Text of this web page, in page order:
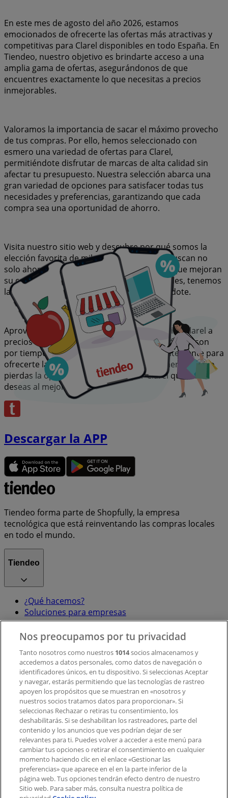
En este mes de agosto del año 2026, estamos
emocionados de ofrecerte las ofertas más atractivas y
competitivas para Clarel disponibles en todo España. En
Tiendeo, nuestro objetivo es brindarte acceso a una
amplia gama de ofertas, asegurándonos de que
encuentres exactamente lo que necesitas a precios
inmejorables.
Valoramos la importancia de sacar el máximo provecho
de tus compras. Por ello, hemos seleccionado con
esmero una variedad de ofertas para Clarel,
permitiéndote disfrutar de marcas de alta calidad sin
afectar tu presupuesto. Nuestra selección abarca una
gran variedad de opciones para satisfacer todas tus
necesidades y preferencias, garantizando que cada
compra sea una oportunidad de ahorro.
Visita nuestro sitio web y descubre por qué somos la
elección favorita de miles de usuarios que buscan no
solo ahorrar, sino también adquirir marcas que mejoran
su calidad de vida. Sea lo que sea que busques, tenemos
las mejores ofertas y promociones esperándote.
Aprovecha esta oportunidad única de adquirir Clarel a
precios insuperables. Recuerda, nuestras ofertas son
por tiempo limitado y se actualizan constantemente para
ofrecerte las marcas más destacadas del mercado. ¡No
pierdas la oportunidad de conseguir Clarel que tanto
deseas al mejor precio!
Descargar la APP
Tiendeo forma parte de Shopfully, la empresa
tecnológica que está reinventando las compras locales
en todo el mundo.
Tiendeo
¿Qué hacemos?
Soluciones para empresas
Noticias y prensa
Trabaja con nosotros
Contacto
Contacto comercial y de marketing
Tienda mal colocada en el mapa
Notificar un folleto
¿Encontraste un problema en la web o en la
aplicación?
Índices
Nos preocupamos por tu privacidad
Tanto nosotros como nuestros 1014socios almacenamos y
accedemos a datos personales, como datos de navegación o
identificadores únicos, en tu dispositivo. Si seleccionas Aceptar
y navegar, estarás permitiendo que las tecnologías de rastreo
apoyen los propósitos que se muestran en «nosotros y
nuestros socios tratamos datos para proporcionar». Si
seleccionas Rechazar o retiras tu consentimiento, los
deshabilitarás. Si se deshabilitan los rastreadores, parte del
contenido y los anuncios que ves podrían dejar de ser
relevantes para ti. Puedes volver a acceder a este menú para
cambiar tus opciones o retirar el consentimiento en cualquier
momento haciendo clic en el enlace «Gestionar las
preferencias» que aparece en el en la parte inferior de la
página web. Tus opciones tendrán efecto dentro de nuestro
Sitio web. Para saber más, consulta nuestra política de